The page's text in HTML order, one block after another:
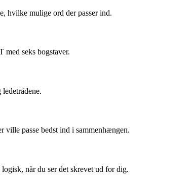
hvilke mulige ord der passer ind.
seks bogstaver.
passe bedst ind i sammenhængen.
når du ser det skrevet ud for dig.